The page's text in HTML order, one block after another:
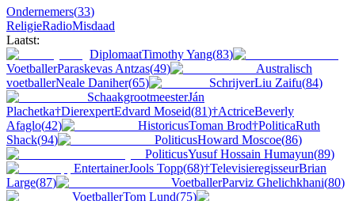
Ondernemers(33)
ReligieRadioMisdaad
Laatst:
DiplomaatTimothy Yang(83)
VoetballerParaskevas Antzas(49)
Australisch
voetballerNeale Daniher(65) SchrijverLiu Zaifu(84)
SchaakgrootmeesterJán
Plachetka†DierexpertEdvard Moseid(81)†ActriceBeverly
Afaglo(42) HistoricusToman Brod†PoliticaRuth
Shack(94) PoliticusHoward Moscoe(86)
PoliticusYusuf Hossain Humayun(89)
EntertainerJools Topp(68)†TelevisieregisseurBrian
Large(87) VoetballerParviz Ghelichkhani(80)
VoetballerTom Lund(75)